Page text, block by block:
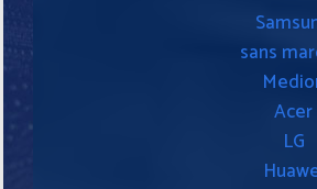
sans
Acer
LG